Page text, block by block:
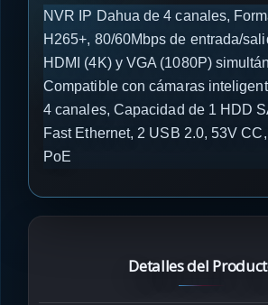
NVR IP Dahua de 4 canales,
H265+, 80/60Mbps de entrada/
HDMI (4K) y VGA (1080P)
Compatible con cámaras
4 canales, Capacidad de 1 HDD
Fast Ethernet, 2 USB 2.0, 53V
PoE
Detalles del